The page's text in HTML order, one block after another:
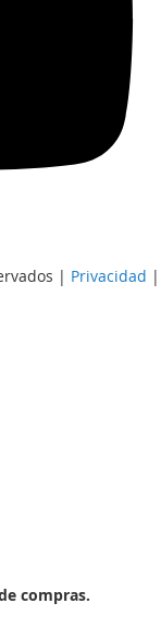
| Privacidad |
compras.